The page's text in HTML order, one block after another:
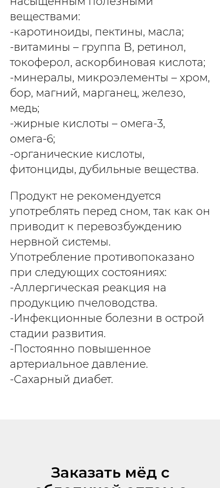
веществами:
-каротиноиды, пектины, масла;
-витамины – группа B, ретинол,
токоферол, аскорбиновая кислота;
-минералы, микроэлементы – хром,
бор, магний, марганец, железо,
медь;
-жирные кислоты – омега-3,
омега-6;
-органические кислоты,
фитонциды, дубильные вещества.
Продукт не рекомендуется
употреблять перед сном, так как он
приводит к перевозбуждению
нервной системы.
Употребление противопоказано
при следующих состояниях:
-Аллергическая реакция на
продукцию пчеловодства.
-Инфекционные болезни в острой
стадии развития.
-Постоянно повышенное
артериальное давление.
-Сахарный диабет.
Заказать мёд с